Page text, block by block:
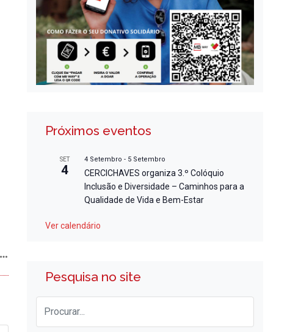
Próximos eventos
SET
4
4 Setembro - 5 Setembro
CERCICHAVES organiza 3.º Colóquio
Inclusão e Diversidade – Caminhos para a
Qualidade de Vida e Bem-Estar
Ver calendário
Pesquisa no site